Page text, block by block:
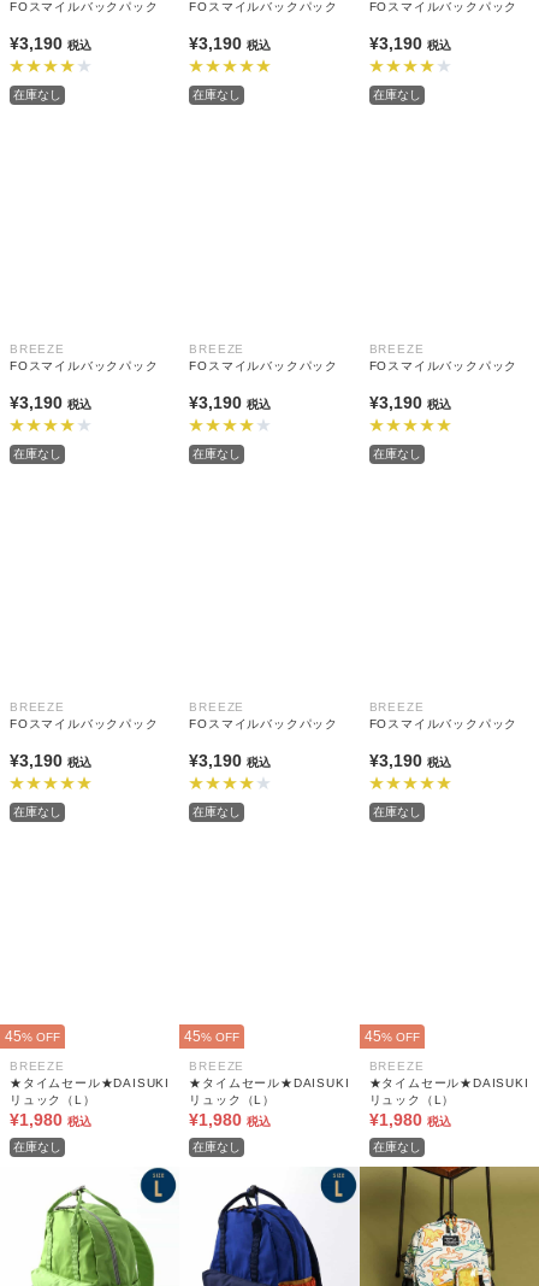
FOスマイルバックパック
¥3,190 税込
在庫なし
FOスマイルバックパック
¥3,190税込
在庫なし
FOスマイルバックパック
¥3,190 税込
在庫なし
BREEZE
FOスマイルバックパック
¥3,190 税込
在庫なし
BREEZE
FOスマイルバックパック
¥3,190税込
在庫なし
BREEZE
FOスマイルバックパック
¥3,190 税込
在庫なし
BREEZE
FOスマイルバックパック
¥3,190 税込
在庫なし
BREEZE
FOスマイルバックパック
¥3,190税込
在庫なし
BREEZE
FOスマイルバックパック
¥3,190 税込
在庫なし
45% OFF
BREEZE
★タイムセール★DAISUKI
リュック（L）
¥1,980 税込
在庫なし
45% OFF
BREEZE
★タイムセール★DAISUKI
リュック（L）
¥1,980 税込
在庫なし
45% OFF
BREEZE
★タイムセール★DAISUKI
リュック（L）
¥1,980 税込
在庫なし